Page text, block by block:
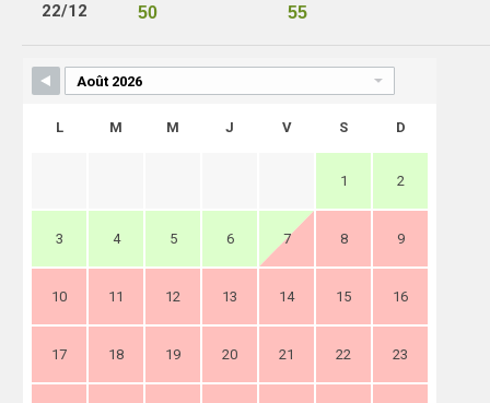
22/12
50
55
L M M J V S D
1 2
3 4 5 6 7 8 9
10 11 12 13 14 15 16
17 18 19 20 21 22 23